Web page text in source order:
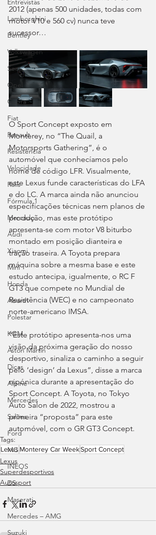
Entrevistas
Lamborghini
Bentley
Volkswagen
Seat
Opel
Cupra
Fiat
Renault
Resistência
Velocidade
Ralis
Fórmula 1
Mercado
Audi
Xiaomi
Mini
Honda
Abarth
Polestar
KGM
Aston Martin
Dicas
Alpine
Mercedes
Salões
Ford
MG
INEOS
DS
Maserati
Mercedes – AMG
Suzuki
2012 (apenas 500 unidades, todas com
motor V10 e 560 cv) nunca teve
sucessor…
O Sport Concept exposto em
Monterey, no “The Quail, a
Motorsports Gathering”, é o
automóvel que conhecíamos pelo
nome de código LFR. Visualmente,
este Lexus funde características do LFA
e do LC. A marca ainda não anunciou
especificações técnicas nem planos de
produção, mas este protótipo
apresenta-se com motor V8 biturbo
montado em posição dianteira e
tração traseira. A Toyota prepara
máquina sobre a mesma base e este
estudo antecipa, igualmente, o RC F
GT3 que compete no Mundial de
Resistência (WEC) e no campeonato
norte-americano IMSA.
“Este protótipo apresenta-nos uma
visão da próxima geração do nosso
desportivo, sinaliza o caminho a seguir
pelo ‘design’ da Lexus”, disse a marca
nipónica durante a apresentação do
Sport Concept. A Toyota, no Tokyo
Auto Salon de 2022, mostrou a
primeira “proposta” para este
automóvel, com o GR GT3 Concept.
Tags:
Lexus Monterey Car WeekSport Concept
Lexus
Superdesportivos
Autosport